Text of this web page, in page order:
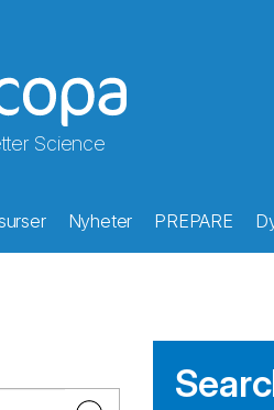
Science
Nyheter PREPARE